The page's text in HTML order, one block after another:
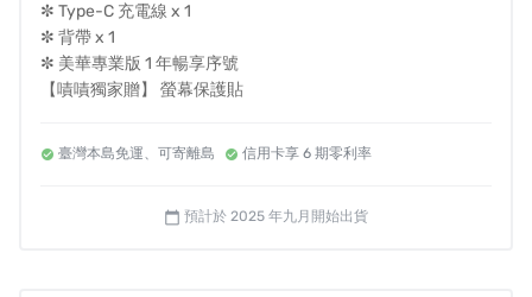
✼ Type-C 充電線 x 1
✼ 背帶 x 1
✼ 美華專業版 1 年暢享序號
【嘖嘖獨家贈】 螢幕保護貼
臺灣本島免運、可寄離島 信用卡享 6 期零利率
calendar_today 預計於 2025 年九月開始出貨